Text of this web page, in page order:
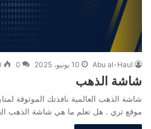
Abu al-Haul 10 يونيو، 2025 0
شاشة الذهب
شاشة الذهب العالمية نافذتك الموثوقة
موقع ثري . هل تعلم ما هي شاشة الذهب